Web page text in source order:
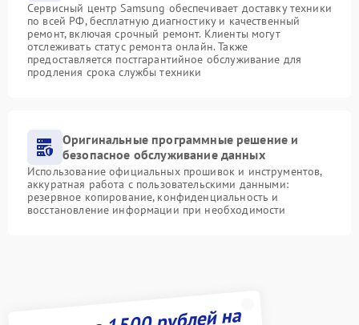
Сервисный центр Samsung обеспечивает доставку техники
по всей РФ, бесплатную диагностику и качественный
ремонт, включая срочный ремонт. Клиенты могут
отслеживать статус ремонта онлайн. Также
предоставляется постгарантийное обслуживание для
продления срока службы техники
Оригинальные программные решение и
безопасное обслуживание данных
Использование официальных прошивок и инструментов,
аккуратная работа с пользовательскими данными:
резервное копирование, конфиденциальность и
восстановление информации при необходимости